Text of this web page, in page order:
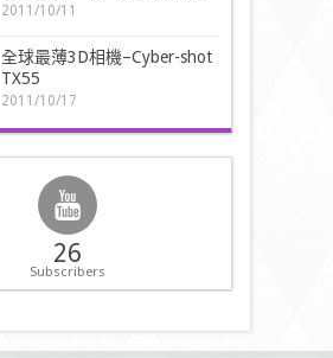
2011/10/11
全球最薄3D相機–Cyber-shot
TX55
2011/10/17
26
Subscribers